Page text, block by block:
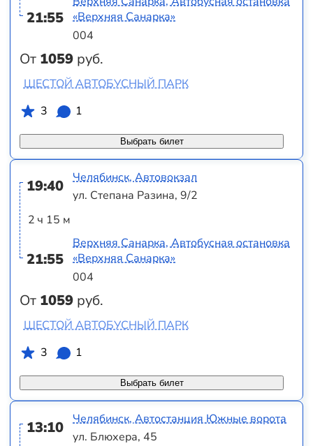
21:55
От 1059 руб.
«Верхняя Санарка»
004
Выбрать билет
ШЕСТОЙ АВТОБУСНЫЙ ПАРК
3
1
19:40
2 ч 15 м
21:55
От 1059 руб.
Челябинск, Автовокзал
ул. Степана Разина, 9/2
Верхняя Санарка, Автобусная остановка
«Верхняя Санарка»
004
Выбрать билет
ШЕСТОЙ АВТОБУСНЫЙ ПАРК
3
1
13:10
Челябинск, Автостанция Южные ворота
ул. Блюхера, 45